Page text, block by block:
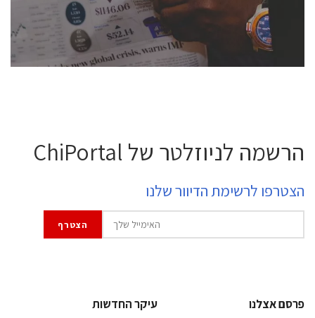
לחץ לפרטים
הרשמה לניוזלטר של ChiPortal
הצטרפו לרשימת הדיוור שלנו
פרסם אצלנו
עיקר החדשות